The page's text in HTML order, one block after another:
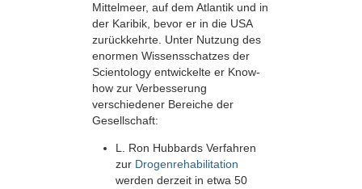
Mittelmeer, auf dem Atlantik und in
der Karibik, bevor er in die USA
zurückkehrte. Unter Nutzung des
enormen Wissensschatzes der
Scientology entwickelte er Know-
how zur Verbesserung
verschiedener Bereiche der
Gesellschaft:
L. Ron Hubbards Verfahren
zur Drogenrehabilitation
werden derzeit in etwa 50